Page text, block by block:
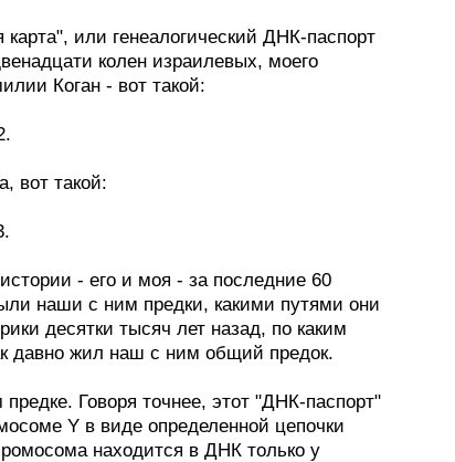
карта", или генеалогический ДНК-паспорт
колен израилевых, моего
Коган - вот такой:
вот такой:
- его и моя - за последние 60
наши с ним предки, какими путями они
десятки тысяч лет назад, по каким
давно жил наш с ним общий предок.
Говоря точнее, этот "ДНК-паспорт"
Y в виде определенной цепочки
находится в ДНК только у